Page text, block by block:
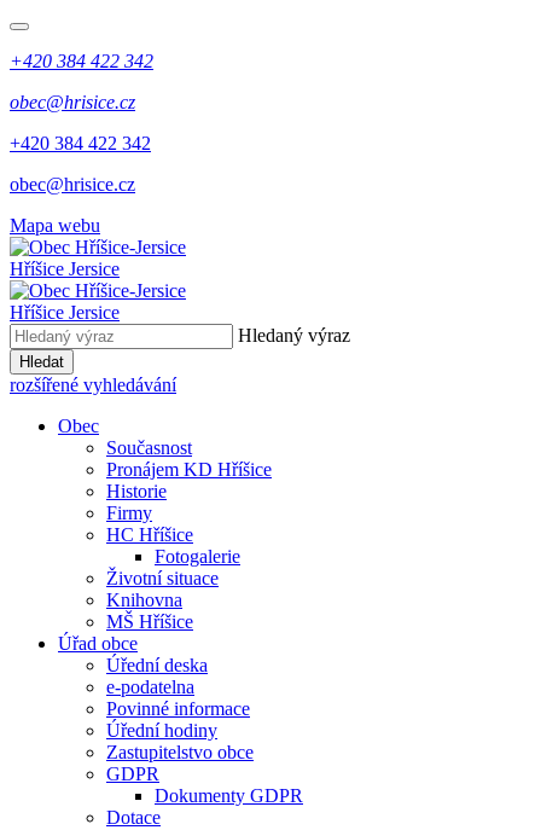
+420 384 422 342
obec@hrisice.cz
+420 384 422 342
obec@hrisice.cz
Mapa webu
Hříšice Jersice
Hříšice Jersice
Hledaný výraz
Hledat
rozšířené vyhledávání
Obec
Současnost
Pronájem KD Hříšice
Historie
Firmy
HC Hříšice
Fotogalerie
Životní situace
Knihovna
MŠ Hříšice
Úřad obce
Úřední deska
e-podatelna
Povinné informace
Úřední hodiny
Zastupitelstvo obce
GDPR
Dokumenty GDPR
Dotace